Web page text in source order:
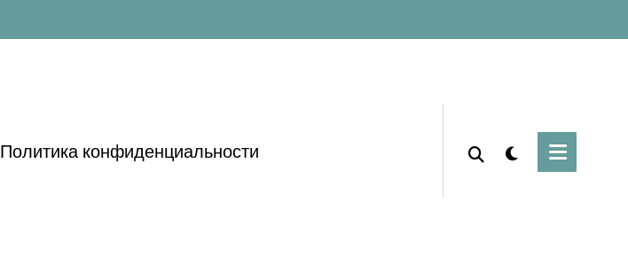
Политика конфиденциальности